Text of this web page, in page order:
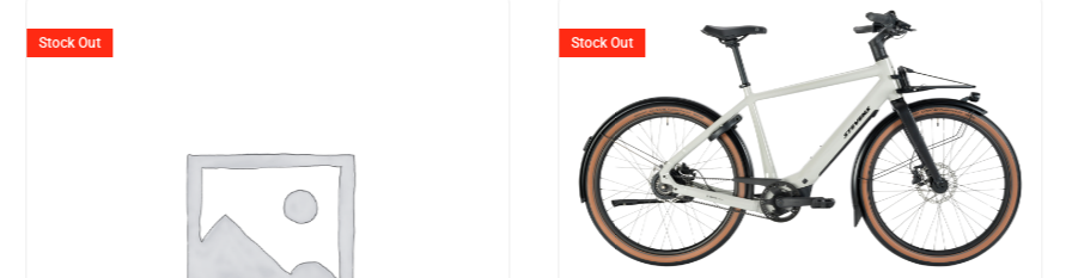
Stock Out
CHF 2'395
Stock Out